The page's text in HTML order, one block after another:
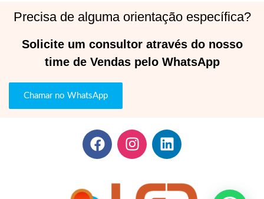
Precisa de alguma orientação específica?
Solicite um consultor através do nosso
time de Vendas pelo WhatsApp
Chamar no WhatsApp